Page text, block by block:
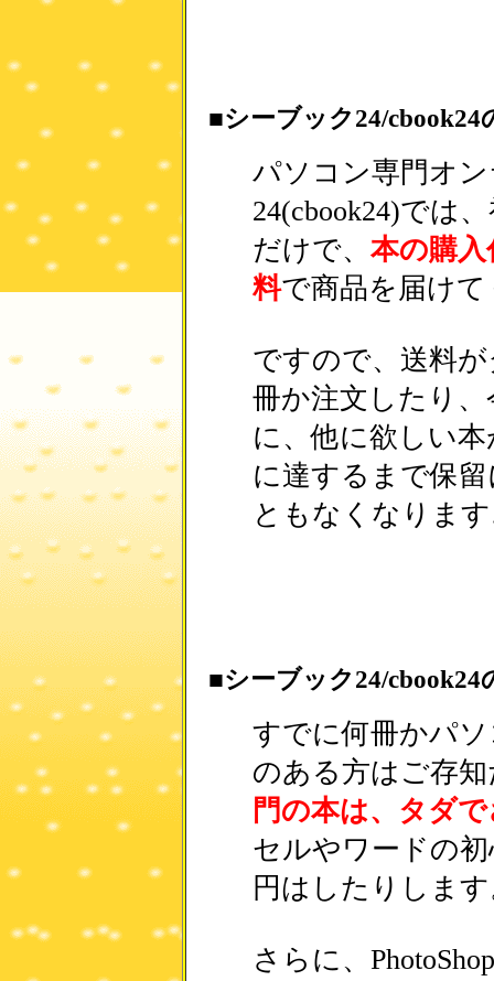
■シーブック24/cbook24
パソコン専門オ
24(cbook24)では
だけで、 本の購
料で商品を届け
ですので、送料
冊か注文したり
に、他に欲しい
に達するまで保
ともなくなりま
■シーブック24/cbook24
すでに何冊かパ
のある方はご存
門の本は、タダ
セルやワードの
円はしたりしま
さらに、